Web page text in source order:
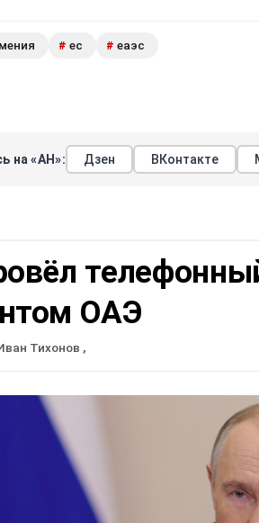
# ес # еаэс
на «АН»: Дзен ВКонтакте
ОАЭ
Тихонов ,